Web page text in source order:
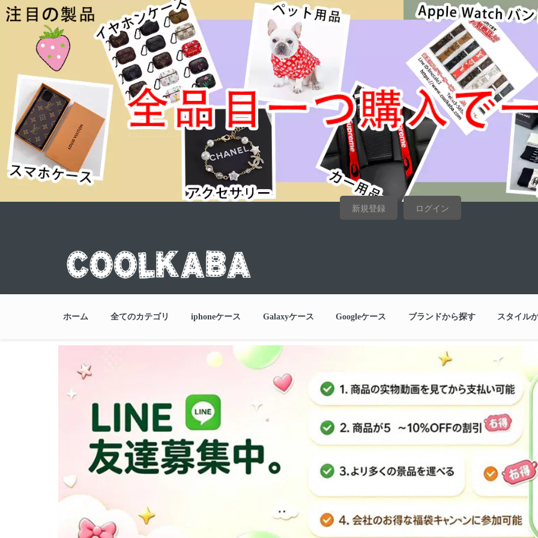
新規登録 ログイン
ホーム 全てのカテゴリ iphoneケース Galaxyケース Googleケース ブランドから探す スタイル